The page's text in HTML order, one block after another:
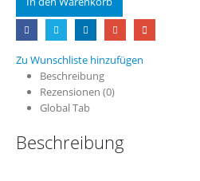
Zu Wunschliste hinzufügen
Beschreibung
Rezensionen (0)
Global Tab
Beschreibung